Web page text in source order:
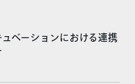
ベーションにおける連携